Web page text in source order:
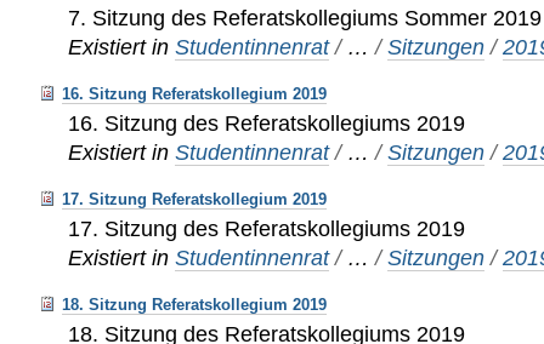
7. Sitzung des Referatskollegiums Sommer 2019
Existiert in Studentinnenrat / …/Sitzungen /
16. Sitzung Referatskollegium 2019
16. Sitzung des Referatskollegiums 2019
Existiert in Studentinnenrat / …/Sitzungen /
17. Sitzung Referatskollegium 2019
17. Sitzung des Referatskollegiums 2019
Existiert in Studentinnenrat / …/Sitzungen /
18. Sitzung Referatskollegium 2019
18. Sitzung des Referatskollegiums 2019